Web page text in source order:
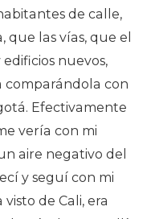
de calle,
las vías, que el
nuevos,
comparándola con
Efectivamente
vería con mi
aire negativo del
y seguí con mi
de Cali, era